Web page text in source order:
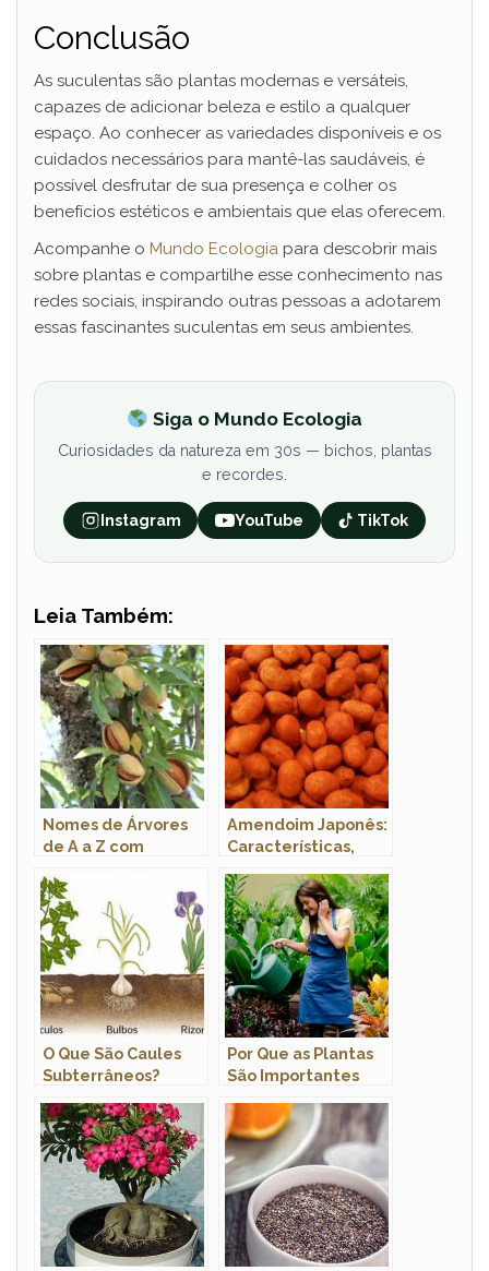
Conclusão
As suculentas são plantas modernas e versáteis,
capazes de adicionar beleza e estilo a qualquer
espaço. Ao conhecer as variedades disponíveis e os
cuidados necessários para mantê-las saudáveis, é
possível desfrutar de sua presença e colher os
benefícios estéticos e ambientais que elas oferecem.
Acompanhe o Mundo Ecologia para descobrir mais
sobre plantas e compartilhe esse conhecimento nas
redes sociais, inspirando outras pessoas a adotarem
essas fascinantes suculentas em seus ambientes.
Siga o Mundo Ecologia
Curiosidades da natureza em 30s — bichos, plantas
e recordes.
Instagram YouTube TikTok
Leia Também:
Nomes de Árvores
de A a Z com
Amendoim Japonês:
Características,
Fotos
O Que São Caules
Subterrâneos?
Plantas Que Tem
Por Que as Plantas
São Importantes
Humanos